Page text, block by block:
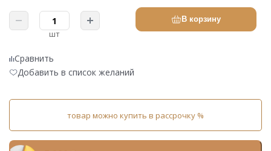
шт
В корзину
Сравнить
Добавить в список желаний
товар можно купить в рассрочку %